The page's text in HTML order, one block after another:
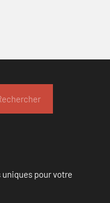
pour votre